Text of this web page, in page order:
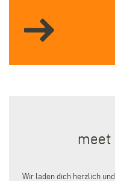
meet
Wir laden dich herzlich